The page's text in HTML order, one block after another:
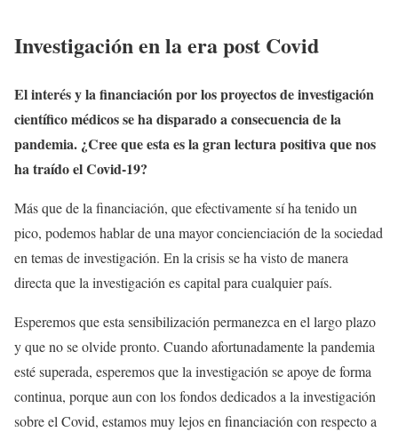
Investigación en la era post Covid
El interés y la financiación por los proyectos de investigación
científico médicos se ha disparado a consecuencia de la
pandemia. ¿Cree que esta es la gran lectura positiva que nos
ha traído el Covid-19?
Más que de la financiación, que efectivamente sí ha tenido un
pico, podemos hablar de una mayor concienciación de la sociedad
en temas de investigación. En la crisis se ha visto de manera
directa que la investigación es capital para cualquier país.
Esperemos que esta sensibilización permanezca en el largo plazo
y que no se olvide pronto. Cuando afortunadamente la pandemia
esté superada, esperemos que la investigación se apoye de forma
continua, porque aun con los fondos dedicados a la investigación
sobre el Covid, estamos muy lejos en financiación con respecto a